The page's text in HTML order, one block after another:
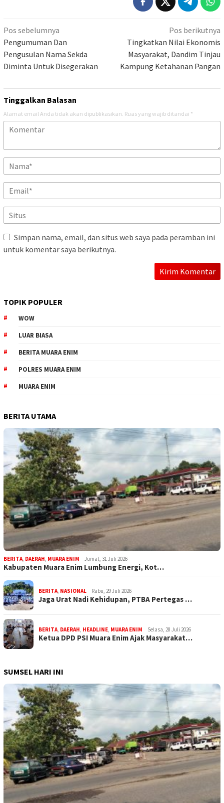
Navigasi
pos
Pos sebelumnya
Pengumuman Dan
Pengusulan Nama Sekda
Diminta Untuk Disegerakan
Pos berikutnya
Tingkatkan Nilai Ekonomis
Masyarakat, Dandim Tinjau
Kampung Ketahanan Pangan
Tinggalkan Balasan
Alamat email Anda tidak akan dipublikasikan. Ruas yang wajib ditandai *
Simpan nama, email, dan situs web saya pada peramban ini
untuk komentar saya berikutnya.
TOPIK POPULER
WOW
LUAR BIASA
BERITA MUARA ENIM
POLRES MUARA ENIM
MUARA ENIM
BERITA UTAMA
BERITA DAERAH MUARA ENIM Jumat, 31 Juli 2026
Kabupaten Muara Enim Lumbung Energi, Kot…
BERITA NASIONAL Rabu, 29 Juli 2026
Jaga Urat Nadi Kehidupan, PTBA Pertegas …
BERITA DAERAH HEADLINE MUARA ENIM Selasa, 28 Juli 2026
Ketua DPD PSI Muara Enim Ajak Masyarakat…
SUMSEL HARI INI